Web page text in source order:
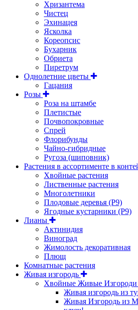
Хризантема
Чистец
Эхинацея
Ясколка
Кореопсис
Бухарник
Обриета
Пиретрум
Однолетние цветы
Гацания
Розы
Роза на штамбе
Плетистые
Почвопокровные
Спрей
Флорибунды
Чайно-гибридные
Ругоза (шиповник)
Растения в ассортименте в
Хвойные растения
Лиственные растения
Многолетники
Плодовые деревья (Р9)
Ягодные кустарники (Р9)
Лианы
Актинидия
Виноград
Жимолость декоративная
Плющ
Комнатные растения
Живая изгородь
Хвойные Живые Изгороди
Живая изгородь из
Живая Изгородь из